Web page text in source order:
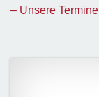
– Unsere Termine